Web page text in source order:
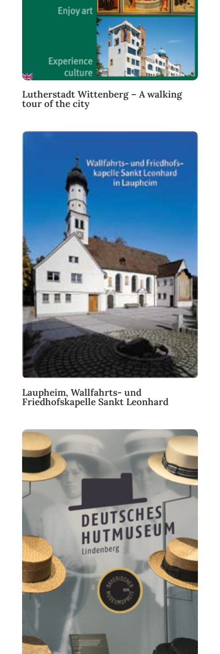
Lutherstadt Wittenberg – A walking
tour of the city
Laupheim, Wallfahrts- und
Friedhofskapelle Sankt Leonhard